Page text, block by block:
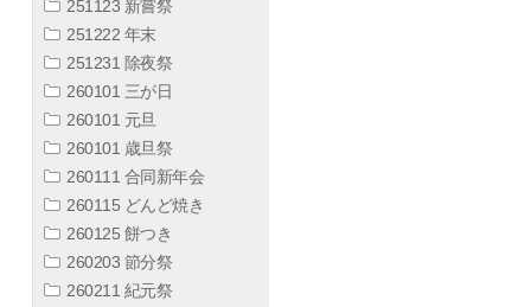
251123 新嘗祭
251222 年末
251231 除夜祭
260101 三が日
260101 元旦
260101 歳旦祭
260111 合同新年会
260115 どんど焼き
260125 餅つき
260203 節分祭
260211 紀元祭